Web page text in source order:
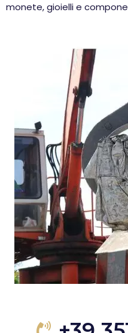
monete, gioielli e